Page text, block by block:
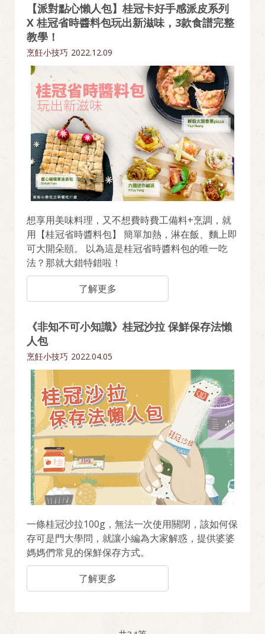
【派對點心懶人包】桂冠卡好手感派皮系列
X 桂冠省時醬料包玩出新滋味，3款食譜完整
教學！
烹飪小技巧 2022.12.09
想享用美味料理，又不想費時費工備料+烹調，就
用【桂冠省時醬料包】 簡單加熱，淋在飯、麵上即
可大開朵頤。 以為這是桂冠省時醬料包的唯一吃
法？那就大錯特錯啦！
了解更多
《非知不可小知識》桂冠沙拉 保鮮保存法懶
人包
烹飪小技巧 2022.04.05
一條桂冠沙拉100g，無法一次使用關閉，該如何保
存可是門大學問，就讓小編為大家解惑，提供婆婆
媽媽們常見的保鮮保存方式。
了解更多